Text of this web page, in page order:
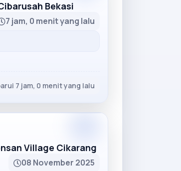
Bekasi
7 jam, 0 menit yang lalu
7 jam, 0 menit yang lalu
Village Cikarang
08 November 2025